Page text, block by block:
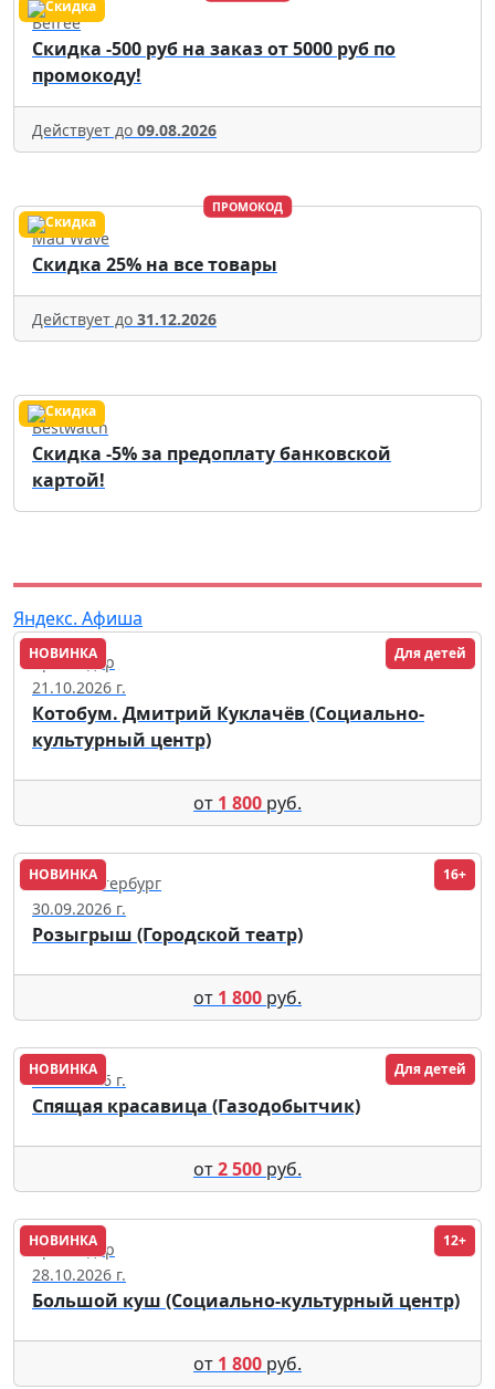
Befree
Скидка -500 руб на заказ от 5000 руб по
промокоду!
Действует до 09.08.2026
ПРОМОКОД
Mad Wave
Скидка 25% на все товары
Действует до 31.12.2026
Bestwatch
Скидка -5% за предоплату банковской
картой!
Яндекс. Афиша
НОВИНКА Для детей
Краснодар
21.10.2026 г.
Котобум. Дмитрий Куклачёв (Социально-
культурный центр)
от 1 800 руб.
НОВИНКА 16+
Санкт-Петербург
30.09.2026 г.
Розыгрыш (Городской театр)
от 1 800 руб.
НОВИНКА Для детей
29.09.2026 г.
Спящая красавица (Газодобытчик)
от2 500 руб.
НОВИНКА 12+
Краснодар
28.10.2026 г.
Большой куш (Социально-культурный центр)
от 1 800 руб.